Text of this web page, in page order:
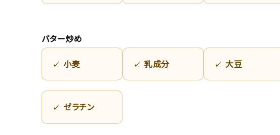
バター炒め
小麦 乳成分 大豆
ゼラチン